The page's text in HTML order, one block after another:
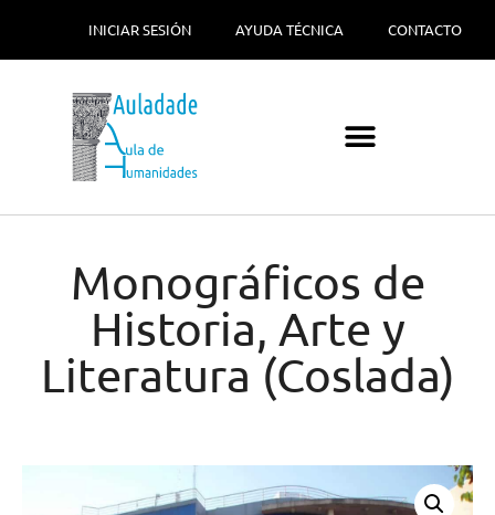
INICIAR SESIÓN AYUDA TÉCNICA CONTACTO
Monográficos de
Historia, Arte y
Literatura (Coslada)